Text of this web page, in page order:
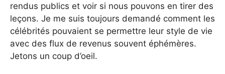
rendus publics et voir si nous pouvons en tirer des
leçons. Je me suis toujours demandé comment les
célébrités pouvaient se permettre leur style de vie
avec des flux de revenus souvent éphémères.
Jetons un coup d’oeil.